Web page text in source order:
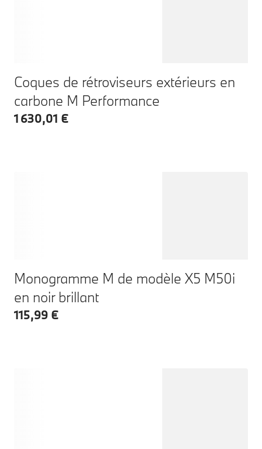
Coques de rétroviseurs extérieurs en
carbone M Performance
1 630,01 €
Monogramme M de modèle X5 M50i
en noir brillant
115,99 €